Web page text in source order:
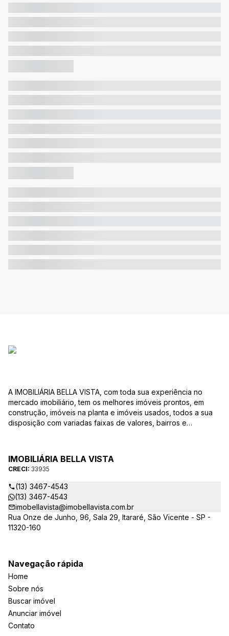
A IMOBILIÁRIA BELLA VISTA, com toda sua experiência no
mercado imobiliário, tem os melhores imóveis prontos, em
construção, imóveis na planta e imóveis usados, todos a sua
disposição com variadas faixas de valores, bairros e
ao CRECI-EE – estarão sempre prontos para responder-lhe
todas as suas dúvidas sobre casas, apartamentos, terrenos,
salas comerciais e outros produtos imobiliários.
IMOBILIÁRIA BELLA VISTA
CRECI: 33935
(13) 3467-4543
(13) 3467-4543
imobellavista@imobellavista.com.br
Rua Onze de Junho, 96, Sala 29, Itararé, São Vicente - SP -
11320-160
Navegação rápida
Home
Sobre nós
Buscar imóvel
Anunciar imóvel
Contato